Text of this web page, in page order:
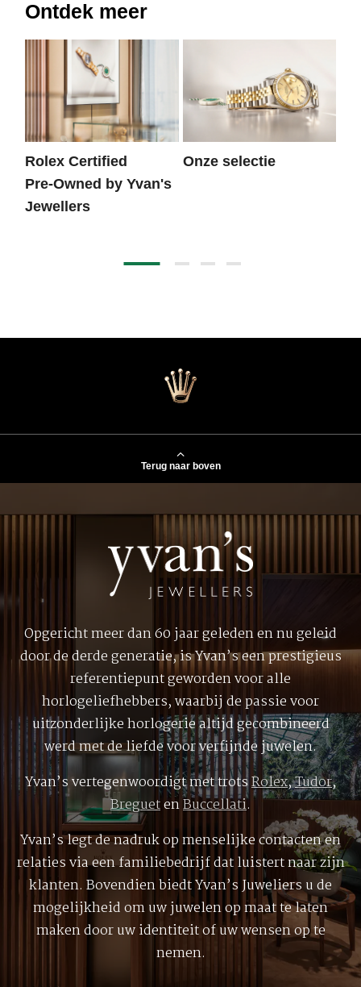
Ontdek meer
Rolex Certified
Pre‑Owned by Yvan's
Jewellers
Onze selectie
Terug naar boven
Opgericht meer dan 60 jaar geleden en nu geleid
door de derde generatie, is Yvan’s een prestigieus
referentiepunt geworden voor alle
horlogeliefhebbers, waarbij de passie voor
uitzonderlijke horlogerie altijd gecombineerd
werd met de liefde voor verfijnde juwelen.
Yvan’s vertegenwoordigt met trotsRolex,Tudor,
BreguetenBuccellati.
Yvan’s legt de nadruk op menselijke contacten en
relaties via een familiebedrijf dat luistert naar zijn
klanten. Bovendien biedt Yvan’s Juweliers u de
mogelijkheid om uw juwelen op maat te laten
maken door uw identiteit of uw wensen op te
nemen.